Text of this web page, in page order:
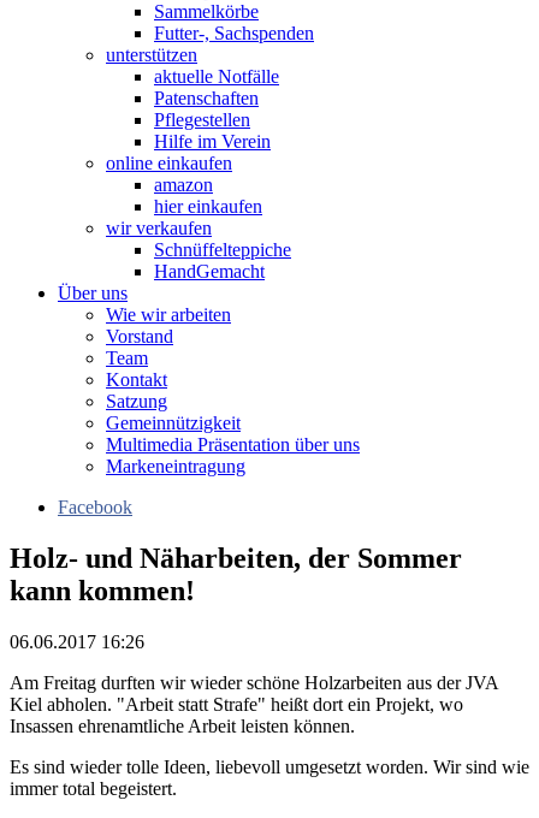
Sammelkörbe
Futter-, Sachspenden
unterstützen
aktuelle Notfälle
Patenschaften
Pflegestellen
Hilfe im Verein
online einkaufen
amazon
hier einkaufen
wir verkaufen
Schnüffelteppiche
HandGemacht
Über uns
Wie wir arbeiten
Vorstand
Team
Kontakt
Satzung
Gemeinnützigkeit
Multimedia Präsentation über uns
Markeneintragung
Facebook
Holz- und Näharbeiten, der Sommer
kann kommen!
06.06.2017 16:26
Am Freitag durften wir wieder schöne Holzarbeiten aus der JVA
Kiel abholen. "Arbeit statt Strafe" heißt dort ein Projekt, wo
Insassen ehrenamtliche Arbeit leisten können.
Es sind wieder tolle Ideen, liebevoll umgesetzt worden. Wir sind wie
immer total begeistert.